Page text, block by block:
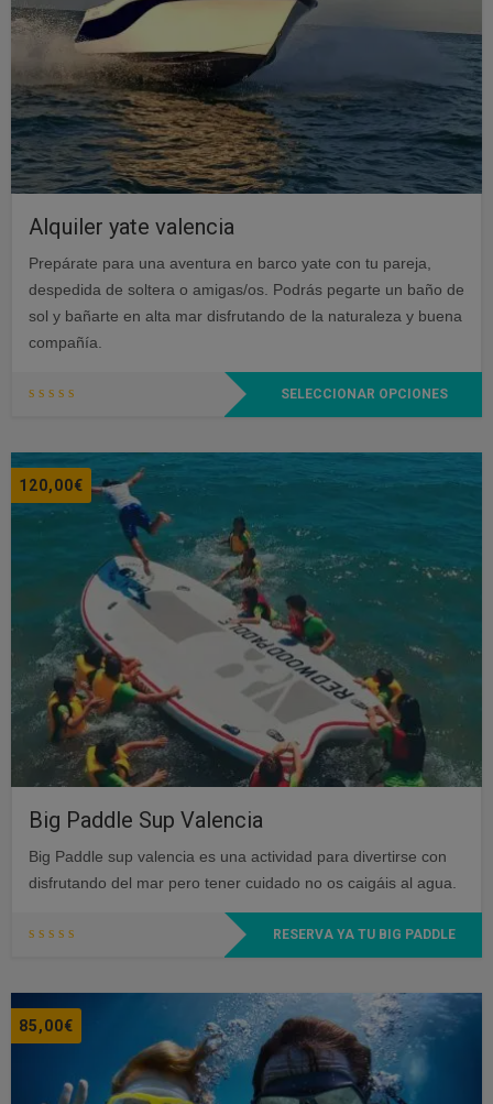
675,00€
Alquiler yate valencia
Prepárate para una aventura en barco yate con tu pareja,
despedida de soltera o amigas/os. Podrás pegarte un baño de
sol y bañarte en alta mar disfrutando de la naturaleza y buena
compañía.
SELECCIONAR OPCIONES
Este
producto
Las
opciones
se
pueden
elegir
de
producto
120,00€
Big Paddle Sup Valencia
Big Paddle sup valencia es una actividad para divertirse con
disfrutando del mar pero tener cuidado no os caigáis al agua.
RESERVA YA TU BIG PADDLE
85,00€